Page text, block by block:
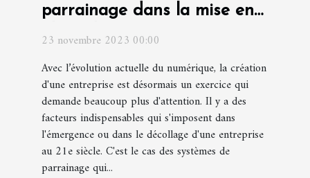
parrainage dans la mise en
place d'une entreprise ?
23 novembre 2023 00:00
Avec l’évolution actuelle du numérique, la création
d'une entreprise est désormais un exercice qui
demande beaucoup plus d'attention. Il y a des
facteurs indispensables qui s'imposent dans
l'émergence ou dans le décollage d'une entreprise
au 21e siècle. C'est le cas des systèmes de
parrainage qui...